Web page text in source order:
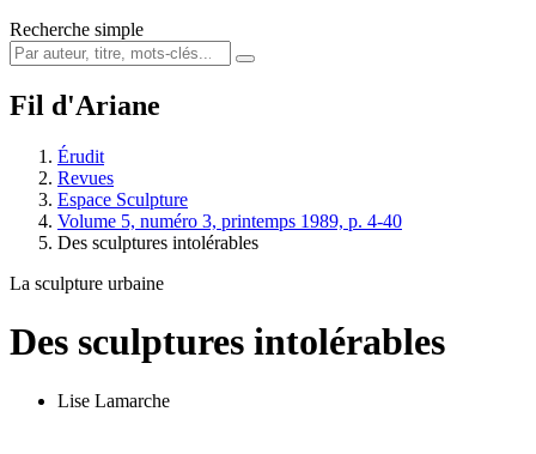
Recherche simple
Fil d'Ariane
Érudit
Revues
Espace Sculpture
Volume 5, numéro 3, printemps 1989, p. 4-40
Des sculptures intolérables
La sculpture urbaine
Des sculptures intolérables
Lise Lamarche